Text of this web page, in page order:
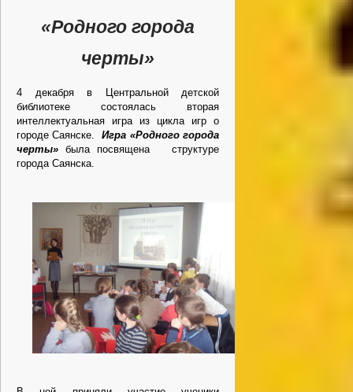
«Родного города
черты»
4 декабря в Центральной детской
библиотеке состоялась вторая
интеллектуальная игра из цикла игр о
городе Саянске.Игра «Родного города
черты» была посвящена структуре
города Саянска.